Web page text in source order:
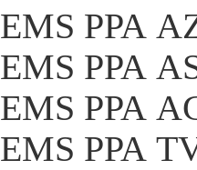
EMS PPA
EMS PPA
EMS PPA
EMS PPA